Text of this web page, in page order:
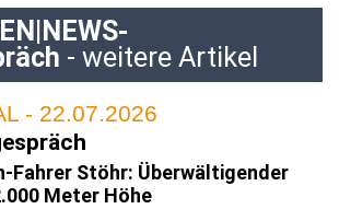
- weitere Artikel
- 22.07.2026
Fahrer Stöhr: Überwältigender
Meter Höhe